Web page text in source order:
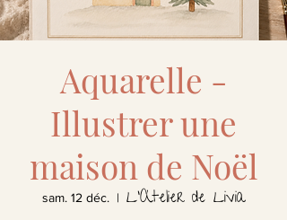
Aquarelle -
Illustrer une
maison de Noël
sam. 12 déc.
  |
L'Atelier de Livia